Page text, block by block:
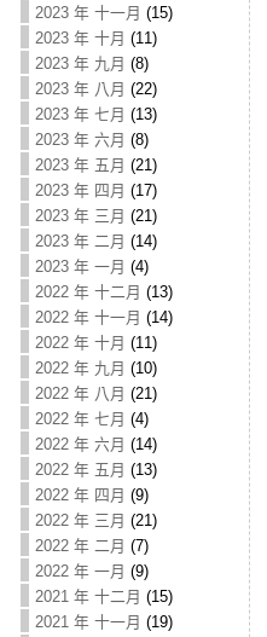
2023 年 十一月 (15)
2023 年 十月 (11)
2023 年 九月 (8)
2023 年 八月 (22)
2023 年 七月 (13)
2023 年 六月 (8)
2023 年 五月 (21)
2023 年 四月 (17)
2023 年 三月 (21)
2023 年 二月 (14)
2023 年 一月 (4)
2022 年 十二月 (13)
2022 年 十一月 (14)
2022 年 十月 (11)
2022 年 九月 (10)
2022 年 八月 (21)
2022 年 七月 (4)
2022 年 六月 (14)
2022 年 五月 (13)
2022 年 四月 (9)
2022 年 三月 (21)
2022 年 二月 (7)
2022 年 一月 (9)
2021 年 十二月 (15)
2021 年 十一月 (19)